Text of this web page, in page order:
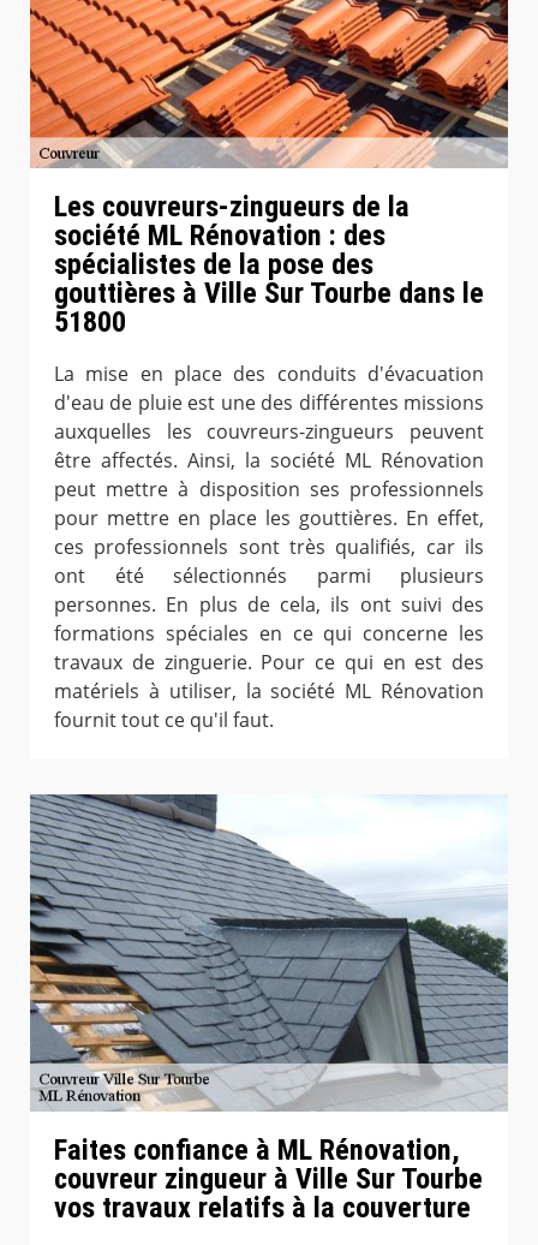
Les couvreurs-zingueurs de la
société ML Rénovation : des
spécialistes de la pose des
gouttières à Ville Sur Tourbe dans le
51800
La mise en place des conduits d'évacuation
d'eau de pluie est une des différentes missions
auxquelles les couvreurs-zingueurs peuvent
être affectés. Ainsi, la société ML Rénovation
peut mettre à disposition ses professionnels
pour mettre en place les gouttières. En effet,
ces professionnels sont très qualifiés, car ils
ont été sélectionnés parmi plusieurs
personnes. En plus de cela, ils ont suivi des
formations spéciales en ce qui concerne les
travaux de zinguerie. Pour ce qui en est des
matériels à utiliser, la société ML Rénovation
fournit tout ce qu'il faut.
Faites confiance à ML Rénovation,
couvreur zingueur à Ville Sur Tourbe
vos travaux relatifs à la couverture